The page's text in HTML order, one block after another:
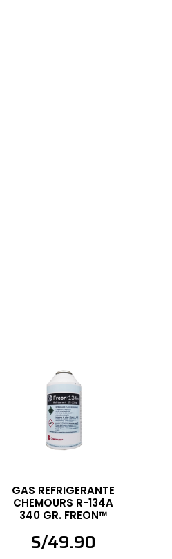
GAS REFRIGERANTE
CHEMOURS R-134A
340 GR. FREON™
S/49.90